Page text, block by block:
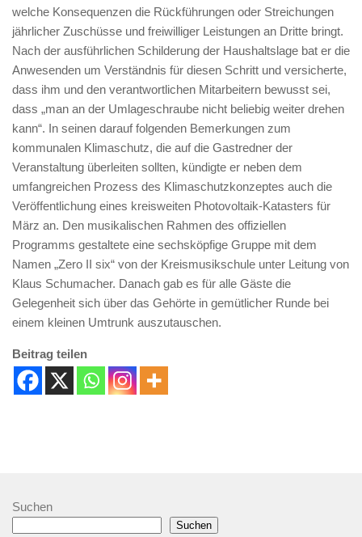
welche Konsequenzen die Rückführungen oder Streichungen
jährlicher Zuschüsse und freiwilliger Leistungen an Dritte bringt.
Nach der ausführlichen Schilderung der Haushaltslage bat er die
Anwesenden um Verständnis für diesen Schritt und versicherte,
dass ihm und den verantwortlichen Mitarbeitern bewusst sei,
dass „man an der Umlageschraube nicht beliebig weiter drehen
kann“. In seinen darauf folgenden Bemerkungen zum
kommunalen Klimaschutz, die auf die Gastredner der
Veranstaltung überleiten sollten, kündigte er neben dem
umfangreichen Prozess des Klimaschutzkonzeptes auch die
Veröffentlichung eines kreisweiten Photovoltaik-Katasters für
März an. Den musikalischen Rahmen des offiziellen
Programms gestaltete eine sechsköpfige Gruppe mit dem
Namen „Zero II six“ von der Kreismusikschule unter Leitung von
Klaus Schumacher. Danach gab es für alle Gäste die
Gelegenheit sich über das Gehörte in gemütlicher Runde bei
einem kleinen Umtrunk auszutauschen.
Beitrag teilen
Suchen
Suchen